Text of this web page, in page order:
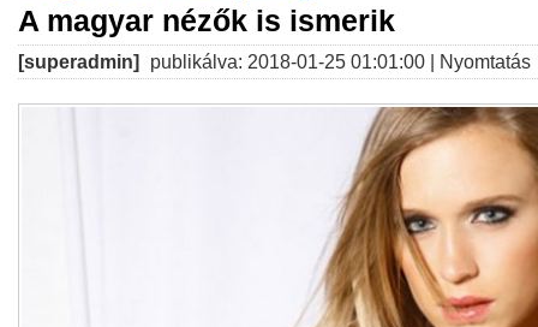
A magyar nézők is ismerik
[superadmin] publikálva: 2018-01-25 01:01:00 | Nyomtatás